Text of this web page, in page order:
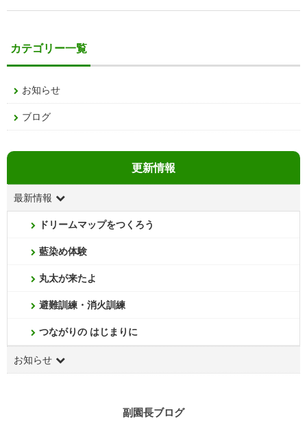
カテゴリー一覧
お知らせ
ブログ
更新情報
最新情報
ドリームマップをつくろう
藍染め体験
丸太が来たよ
避難訓練・消火訓練
つながりの はじまりに
お知らせ
副園長ブログ